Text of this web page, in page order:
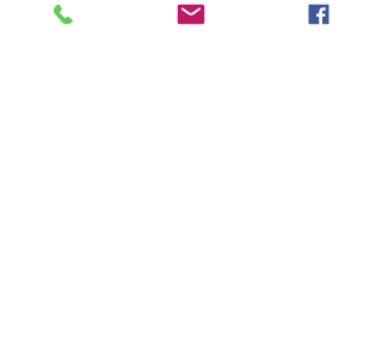
Schloss geknackt!